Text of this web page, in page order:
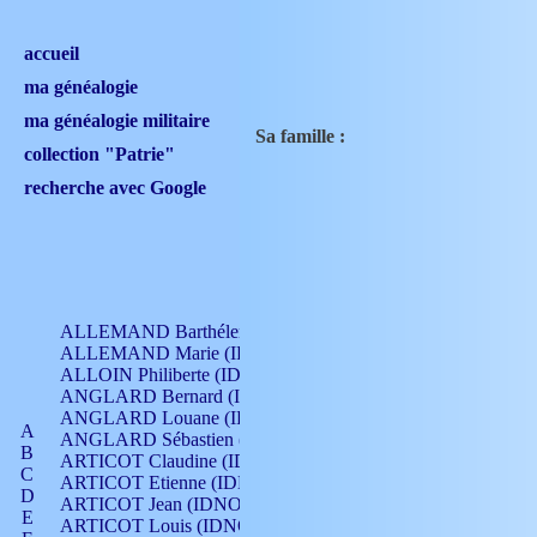
accueil
ma généalogie
ma généalogie militaire
collection "Patrie"
recherche avec Google
A
B
C
D
E
ALLEMAND Barthélemy (IDNO 330)
ALLEMAND Marie (IDNO 165)
ALLOIN Philiberte (IDNO 449)
ANGLARD Bernard (IDNO 4)
ANGLARD Louane (IDNO 4)
ANGLARD Sébastien (IDNO 4)
ARTICOT Claudine (IDNO 105)
ARTICOT Etienne (IDNO 420)
ARTICOT Jean (IDNO 210)
ARTICOT Louis (IDNO 420)
Sa famille :